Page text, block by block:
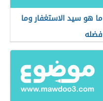
ما هو سيد الاستغفار وما
فضله